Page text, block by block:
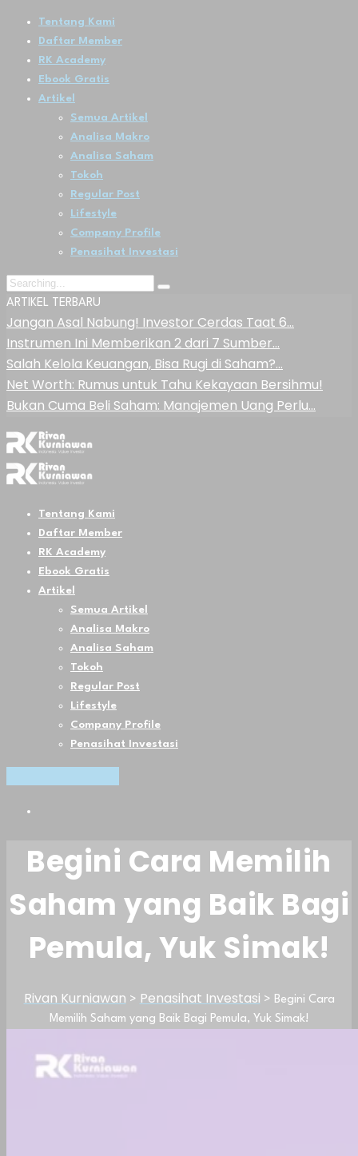
Tentang Kami
Daftar Member
RK Academy
Ebook Gratis
Artikel
Semua Artikel
Analisa Makro
Analisa Saham
Tokoh
Regular Post
Lifestyle
Company Profile
Penasihat Investasi
ARTIKEL TERBARU
Jangan Asal Nabung! Investor Cerdas Taat 6…
Instrumen Ini Memberikan 2 dari 7 Sumber…
Salah Kelola Keuangan, Bisa Rugi di Saham?…
Net Worth: Rumus untuk Tahu Kekayaan Bersihmu!
Bukan Cuma Beli Saham: Manajemen Uang Perlu…
Tentang Kami
Daftar Member
RK Academy
Ebook Gratis
Artikel
Semua Artikel
Analisa Makro
Analisa Saham
Tokoh
Regular Post
Lifestyle
Company Profile
Penasihat Investasi
Begini Cara Memilih
Saham yang Baik Bagi
Pemula, Yuk Simak!
Rivan Kurniawan > Penasihat Investasi > Begini Cara
Memilih Saham yang Baik Bagi Pemula, Yuk Simak!